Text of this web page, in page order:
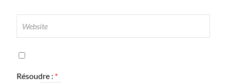
Résoudre : *